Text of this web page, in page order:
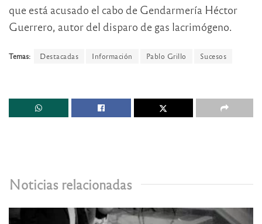
que está acusado el cabo de Gendarmería Héctor
Guerrero, autor del disparo de gas lacrimógeno.
Temas: Destacadas Información Pablo Grillo Sucesos
Noticias relacionadas